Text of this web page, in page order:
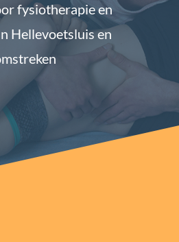
fysiotherapie en
Hellevoetsluis en